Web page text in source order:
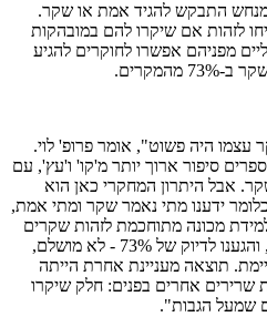
התבקש להגיד אמת או שקר.
לזהות אם שיקרו להם במובהקות
מפניהם אפשרו לחוקרים להגיע
עצמו היה פשוט", אומר פרופ' לוי.
סיפור ארוך יותר מ'קו' ו'עץ', עם
אבל היתרון המחקרי כאן הוא
ידענו מתי נאמר שקר ומתי אמת,
מכונה מתוחכמת לזהות שקרים
באלקטרודות, והגענו לדיוק של 73% - לא מושלם,
תוצאה מעניינת אחרת הייתה
אחרים בפנים: חלק שיקרו
שמעל הגבות".